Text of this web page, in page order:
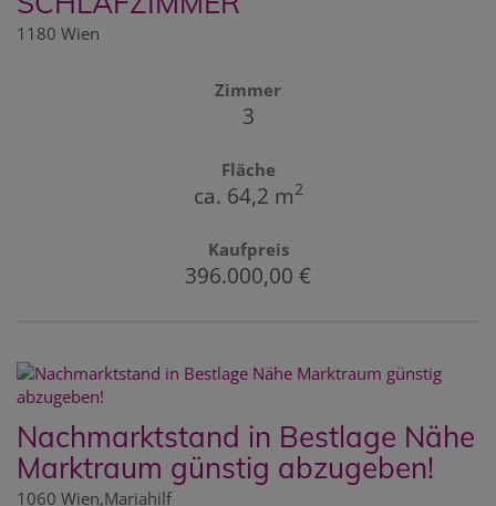
1180 Wien
Zimmer
3
Fläche
ca. 64,2 m2
Kaufpreis
396.000,00 €
Nachmarktstand in Bestlage Nähe
Marktraum günstig abzugeben!
1060 Wien,Mariahilf